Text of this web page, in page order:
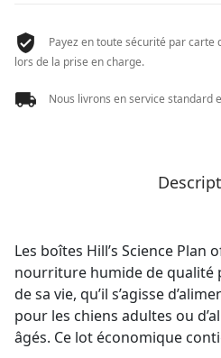
370
G
Payez en toute sécurité par carte
lors de la prise en charge.
Nous livrons en service standard
Les boîtes Hill’s Science
nourriture humide de qualité
de sa vie, qu’il s’agisse
pour les chiens adultes ou
âgés. Ce lot économique